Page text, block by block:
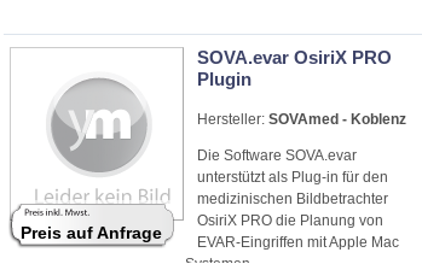
SOVA.evar OsiriX PRO
Plugin
Hersteller: SOVAmed - Koblenz
Die Software SOVA.evar
unterstützt als Plug-in für den
medizinischen Bildbetrachter
OsiriX PRO die Planung von
EVAR-Eingriffen mit Apple Mac
Preis auf Anfrage